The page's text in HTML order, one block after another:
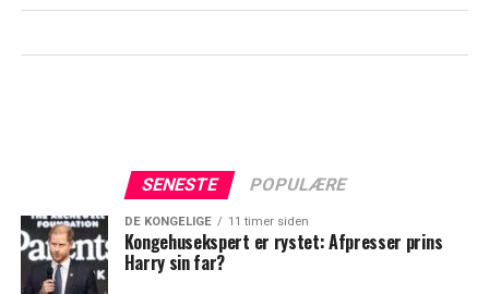
SENESTE POPULÆRE
DE KONGELIGE 11 timer siden
Kongehusekspert er rystet: Afpresser prins
Harry sin far?